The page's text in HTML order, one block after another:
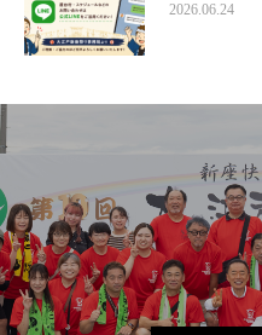
2026.06.24